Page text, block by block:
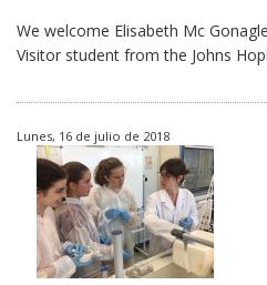
We welcome Elisabeth Mc
Visitor student from the Johns
Lunes, 16 de julio de 2018